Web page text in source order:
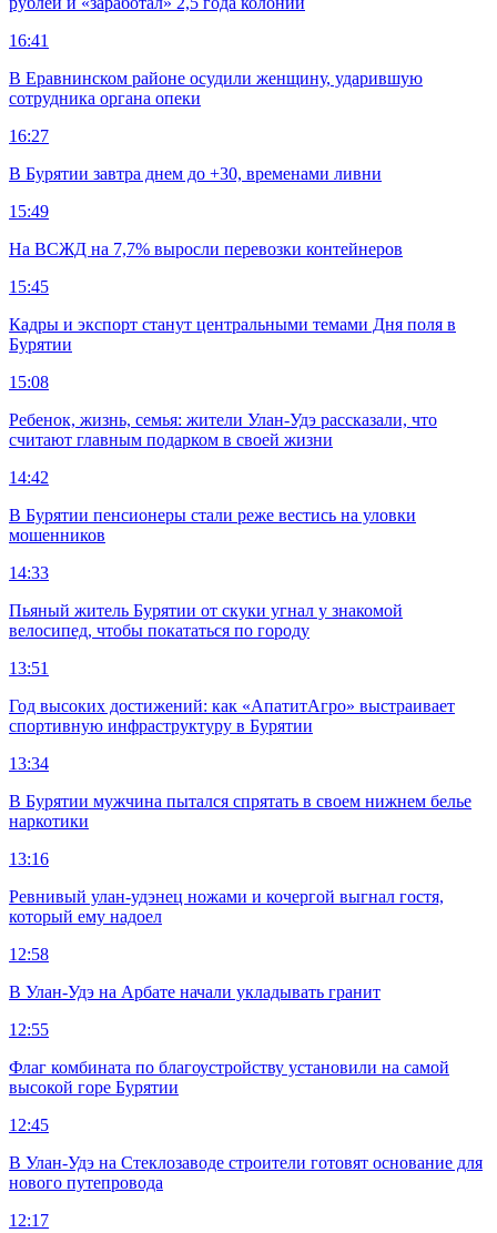
16:41
В Еравнинском районе осудили женщину, ударившую
сотрудника органа опеки
16:27
В Бурятии завтра днем до +30, временами ливни
15:49
На ВСЖД на 7,7% выросли перевозки контейнеров
15:45
Кадры и экспорт станут центральными темами Дня поля в
Бурятии
15:08
Ребенок, жизнь, семья: жители Улан-Удэ рассказали, что
считают главным подарком в своей жизни
14:42
В Бурятии пенсионеры стали реже вестись на уловки
мошенников
14:33
Пьяный житель Бурятии от скуки угнал у знакомой
велосипед, чтобы покататься по городу
13:51
Год высоких достижений: как «АпатитАгро» выстраивает
спортивную инфраструктуру в Бурятии
13:34
В Бурятии мужчина пытался спрятать в своем нижнем белье
наркотики
13:16
Ревнивый улан-удэнец ножами и кочергой выгнал гостя,
который ему надоел
12:58
В Улан-Удэ на Арбате начали укладывать гранит
12:55
Флаг комбината по благоустройству установили на самой
высокой горе Бурятии
12:45
В Улан-Удэ на Стеклозаводе строители готовят основание для
нового путепровода
12:17